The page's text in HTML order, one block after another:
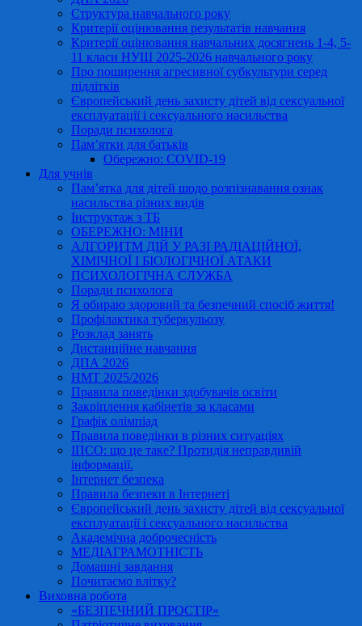
Структура навчального року
Критерії оцінювання результатів навчання
Критерії оцінювання навчальних досягнень 1-4, 5-
11 класи НУШ 2025-2026 навчального року
Про поширення агресивної субкультури серед
підлітків
Європейський день захисту дітей від сексуальної
експлуатації і сексуального насильства
Поради психолога
Пам’ятки для батьків
Обережно: COVID-19
Для учнів
Пам’ятка для дітей щодо розпізнавання ознак
насильства різних видів
Інструктаж з ТБ
ОБЕРЕЖНО: МІНИ
АЛГОРИТМ ДІЙ У РАЗІ РАДІАЦІЙНОЇ,
ХІМІЧНОЇ І БІОЛОГІЧНОЇ АТАКИ
ПСИХОЛОГІЧНА СЛУЖБА
Поради психолога
Я обираю здоровий та безпечний спосіб життя!
Профілактика туберкульозу
Розклад занять
Дистанційне навчання
ДПА 2026
НМТ 2025/2026
Правила поведінки здобувачів освіти
Закріплення кабінетів за класами
Графік олімпіад
Правила поведінки в різних ситуаціях
ІПСО: що це таке? Протидія неправдивій
інформації.
Інтернет безпека
Правила безпеки в Інтернеті
Європейський день захисту дітей від сексуальної
експлуатації і сексуального насильства
Академічна доброчесність
МЕДІАГРАМОТНІСТЬ
Домашні завдання
Почитаємо влітку?
Виховна робота
«БЕЗПЕЧНИЙ ПРОСТІР»